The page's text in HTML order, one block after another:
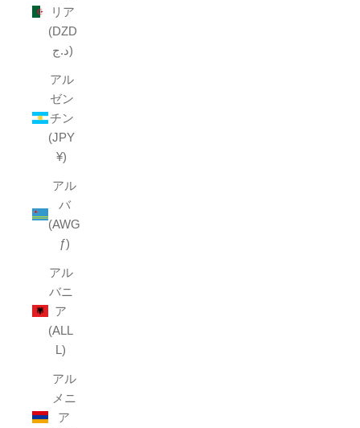
リア
(DZD
د.ج)
アル
ゼン
チン
(JPY
¥)
アル
バ
(AWG
ƒ)
アル
バニ
ア
(ALL
L)
アル
メニ
ア